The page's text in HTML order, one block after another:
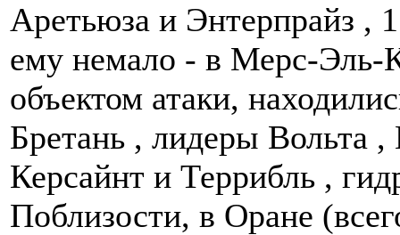
Аретьюза и Энтерпрайз ,
ему немало - в Мерс-Эль-
объектом атаки,
Бретань , лидеры Вольта
Керсайнт и Террибль ,
Поблизости, в Оране